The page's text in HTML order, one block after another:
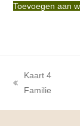
Toevoegen aan
previous
Kaart 4
Familie